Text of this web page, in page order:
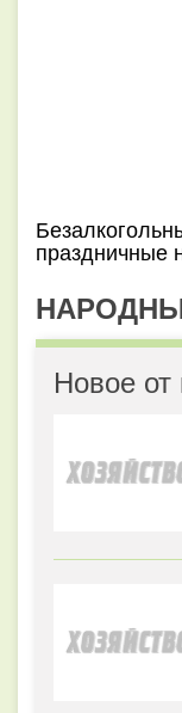
праздничные
Новое от